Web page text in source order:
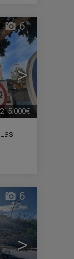
>
6
Las
215.000€
>
6